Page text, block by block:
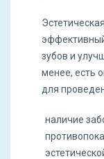
зубов и
менее, есть
для
наличие